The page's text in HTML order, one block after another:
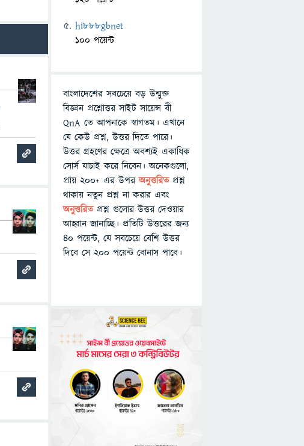
hi888gbnet
100 পয়েন্ট
বাংলাদেশের সবচেয়ে বড় উন্মুক্ত
বিজ্ঞান প্রশ্নোত্তর সাইট সায়েন্স বী
QnA তে আপনাকে স্বাগতম। এখানে
যে কেউ প্রশ্ন, উত্তর দিতে পারে।
উত্তর গ্রহণের ক্ষেত্রে অবশ্যই একাধিক
সোর্স যাচাই করে নিবেন। অনেকগুলো,
প্রায় ২০০+ এর উপরঅনুত্তরিতপ্রশ্ন
থাকায় নতুন প্রশ্ন না করার এবং
অনুত্তরিত প্রশ্ন গুলোর উত্তর দেওয়ার
আহ্বান জানাচ্ছি। প্রতিটি উত্তরের জন্য
৪০ পয়েন্ট, যে সবচেয়ে বেশি উত্তর
দিবে সে ২০০ পয়েন্ট বোনাস পাবে।